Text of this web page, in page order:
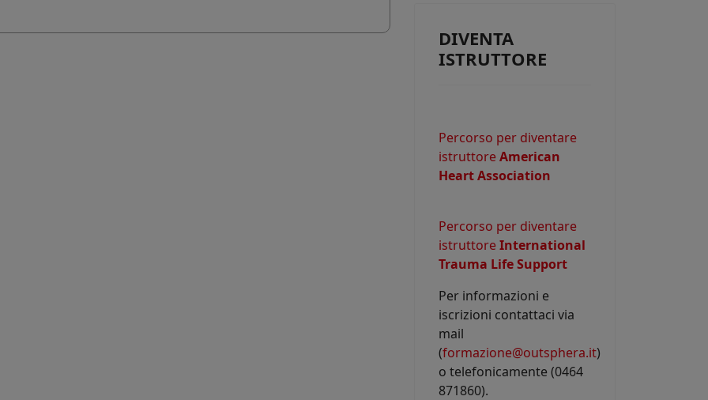
DIVENTA
ISTRUTTORE
Percorso per diventare
istruttoreAmerican
Heart Association
Percorso per diventare
istruttoreInternational
Trauma Life Support
Per informazioni e
iscrizioni contattaci via
mail
(formazione@outsphera.it)
o telefonicamente (0464
871860).
di marketing vengono utilizzati per tracciare i visitatori sui siti web e consentire